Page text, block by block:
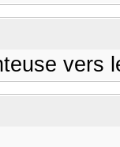
vers